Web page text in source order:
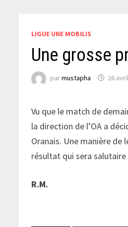
LIGUE UNE MOBILIS
Une grosse
parmustapha 26
Vu que le match de
la direction de l’OA a
Oranais. Une manière de
résultat qui sera
R.M.